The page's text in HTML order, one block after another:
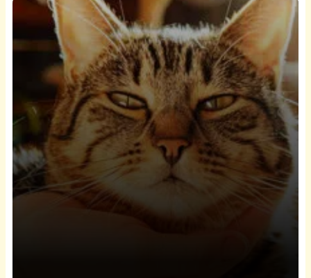
heures de sommeil?
30 novembre 2024